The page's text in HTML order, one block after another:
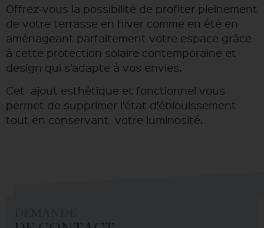
Offrez-vous la possibilité de profiter pleinement
de votre terrasse en hiver comme en été en
aménageant parfaitement votre espace grâce
à cette protection solaire contemporaine et
design qui s’adapte à vos envies.
Cet ajout esthétique et fonctionnel vous
permet de supprimer l’état d’éblouissement
tout en conservant votre luminosité.